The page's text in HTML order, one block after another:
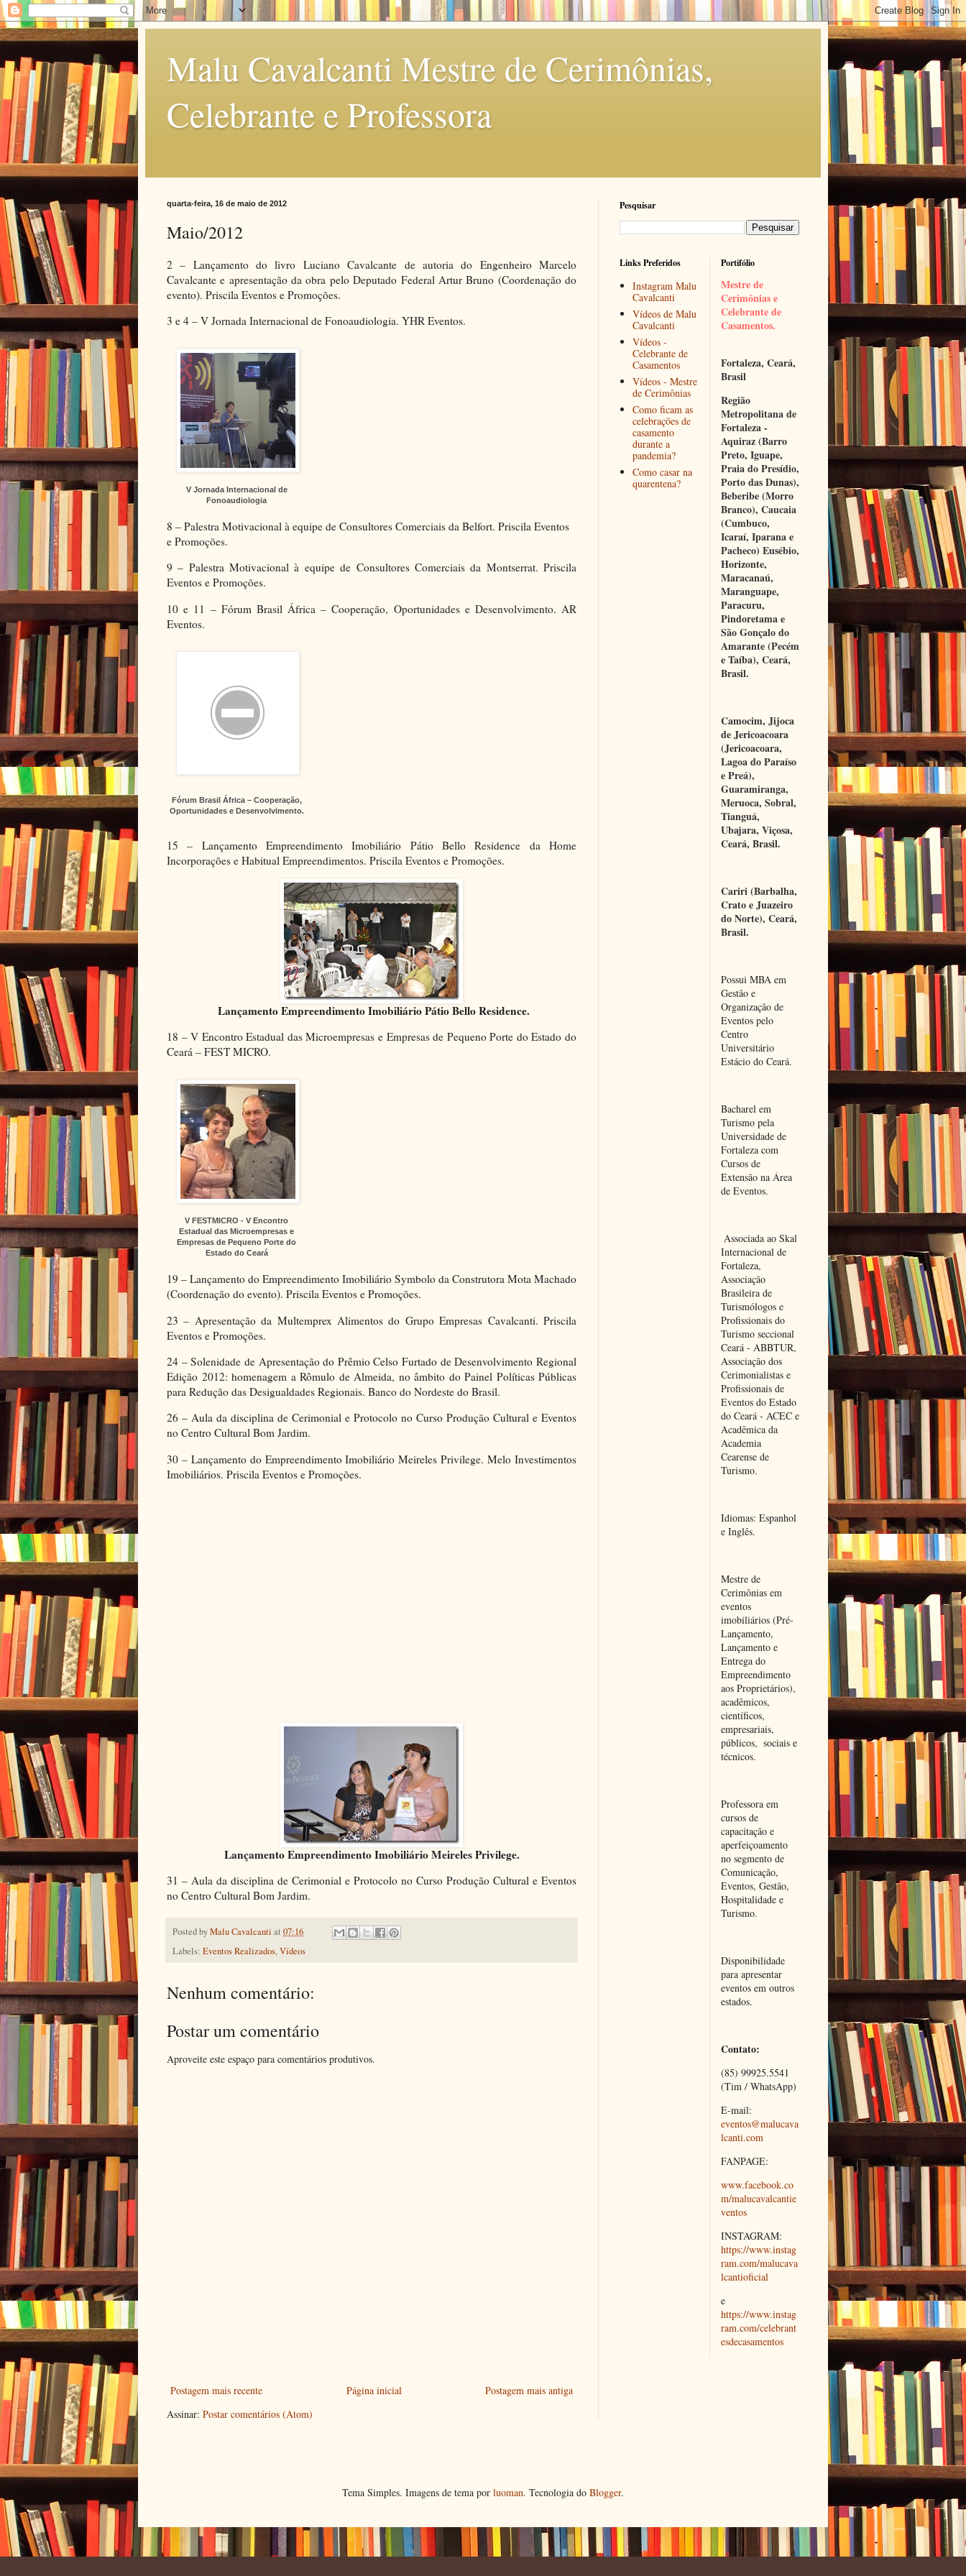
Malu Cavalcanti Mestre de Cerimônias,
Celebrante e Professora
quarta-feira, 16 de maio de 2012
Maio/2012
2 – Lançamento do livro Luciano Cavalcante de autoria do Engenheiro Marcelo
Cavalcante e apresentação da obra pelo Deputado Federal Artur Bruno (Coordenação do
evento). Priscila Eventos e Promoções.
3 e 4 – V Jornada Internacional de Fonoaudiologia. YHR Eventos.
V Jornada Internacional de
Fonoaudiologia
8 – Palestra Motivacional à equipe de Consultores Comerciais da Belfort. Priscila Eventos
e Promoções.
9 – Palestra Motivacional à equipe de Consultores Comerciais da Montserrat. Priscila
Eventos e Promoções.
10 e 11 – Fórum Brasil África – Cooperação, Oportunidades e Desenvolvimento. AR
Eventos.
Fórum Brasil África – Cooperação,
Oportunidades e Desenvolvimento.
15 – Lançamento Empreendimento Imobiliário Pátio Bello Residence da Home
Incorporações e Habitual Empreendimentos. Priscila Eventos e Promoções.
Lançamento Empreendimento Imobiliário Pátio Bello Residence.
18 – V Encontro Estadual das Microempresas e Empresas de Pequeno Porte do Estado do
Ceará – FEST MICRO.
V FESTMICRO - V Encontro
Estadual das Microempresas e
Empresas de Pequeno Porte do
Estado do Ceará
19 – Lançamento do Empreendimento Imobiliário Symbolo da Construtora Mota Machado
(Coordenação do evento). Priscila Eventos e Promoções.
23 – Apresentação da Multemprex Alimentos do Grupo Empresas Cavalcanti. Priscila
Eventos e Promoções.
24 – Solenidade de Apresentação do Prêmio Celso Furtado de Desenvolvimento Regional
Edição 2012: homenagem a Rômulo de Almeida, no âmbito do Painel Políticas Públicas
para Redução das Desigualdades Regionais. Banco do Nordeste do Brasil.
26 – Aula da disciplina de Cerimonial e Protocolo no Curso Produção Cultural e Eventos
no Centro Cultural Bom Jardim.
30 – Lançamento do Empreendimento Imobiliário Meireles Privilege. Melo Investimentos
Imobiliários. Priscila Eventos e Promoções.
Lançamento Empreendimento Imobiliário Meireles Privilege.
31 – Aula da disciplina de Cerimonial e Protocolo no Curso Produção Cultural e Eventos
no Centro Cultural Bom Jardim.
Posted byMalu Cavalcanti at 07:16
Labels: Eventos Realizados,Vídeos
Nenhum comentário:
Postar um comentário
Aproveite este espaço para comentários produtivos.
Postagem mais recente Postagem mais antiga
Página inicial
Assinar: Postar comentários (Atom)
Pesquisar
Links Preferidos
Instagram Malu
Cavalcanti
Vídeos de Malu
Cavalcanti
Vídeos -
Celebrante de
Casamentos
Vídeos - Mestre
de Cerimônias
Como ficam as
celebrações de
casamento
durante a
pandemia?
Como casar na
quarentena?
Portifólio
Mestre de
Cerimônias e
Celebrante de
Casamentos.
Fortaleza, Ceará,
Brasil
Região
Metropolitana de
Fortaleza -
Aquiraz (Barro
Preto, Iguape,
Praia do Presídio,
Porto das Dunas),
Beberibe (Morro
Branco), Caucaia
(Cumbuco,
Icaraí, Iparana e
Pacheco) Eusébio,
Horizonte,
Maracanaú,
Maranguape,
Paracuru,
Pindoretama e
São Gonçalo do
Amarante (Pecém
e Taíba), Ceará,
Brasil.
Camocim, Jijoca
de Jericoacoara
(Jericoacoara,
Lagoa do Paraíso
e Preá),
Guaramiranga,
Meruoca, Sobral,
Tianguá,
Ubajara, Viçosa,
Ceará, Brasil.
Cariri (Barbalha,
Crato e Juazeiro
do Norte), Ceará,
Brasil.
Possui MBA em
Gestão e
Organização de
Eventos pelo
Centro
Universitário
Estácio do Ceará.
Bacharel em
Turismo pela
Universidade de
Fortaleza com
Cursos de
Extensão na Área
de Eventos.
Internacional de
Fortaleza,
Associação
Brasileira de
Turismólogos e
Profissionais do
Turismo seccional
Ceará - ABBTUR,
Associação dos
Cerimonialistas e
Profissionais de
Eventos do Estado
do Ceará - ACEC e
Acadêmica da
Academia
Cearense de
Turismo.
Idiomas: Espanhol
e Inglês.
Mestre de
Cerimônias em
eventos
imobiliários (Pré-
Lançamento,
Lançamento e
Entrega do
Empreendimento
aos Proprietários),
empresariais,
públicos,  sociais e
técnicos.
Professora em
cursos de
capacitação e
aperfeiçoamento
no segmento de
Comunicação,
Eventos, Gestão,
Hospitalidade e
Turismo.
Disponibilidade
para apresentar
eventos em outros
estados.
Contato:
(85) 99925.5541
(Tim / WhatsApp)
eventos@malucava
lcanti.com
FANPAGE:
www.facebook.co
m/malucavalcantie
ventos
INSTAGRAM:
https://www.instag
ram.com/malucava
lcantioficial
e
https://www.instag
ram.com/celebrant
esdecasamentos
Tema Simples. Imagens de tema por luoman. Tecnologia do Blogger.